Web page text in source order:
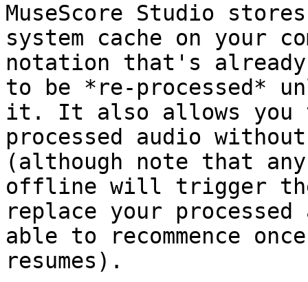
MuseScore Studio
system cache on your
notation that's already
to be *re-processed*
it. It also allows you
processed audio
(although note that any
offline will trigger
replace your
able to recommence
resumes).